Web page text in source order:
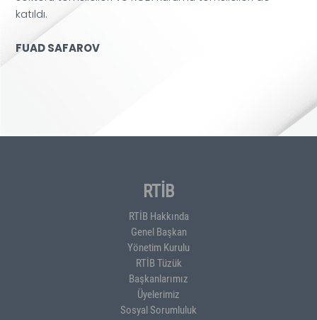
katıldı.
FUAD SAFAROV
RTİB
RTİB Hakkında
Genel Başkan
Yönetim Kurulu
RTİB Tüzük
Başkanlarımız
Üyelerimiz
Sosyal Sorumluluk